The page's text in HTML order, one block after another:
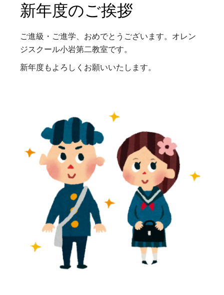
新年度のご挨拶
ご進級・ご進学、おめでとうございます。オレン
ジスクール小岩第二教室です。
新年度もよろしくお願いいたします。